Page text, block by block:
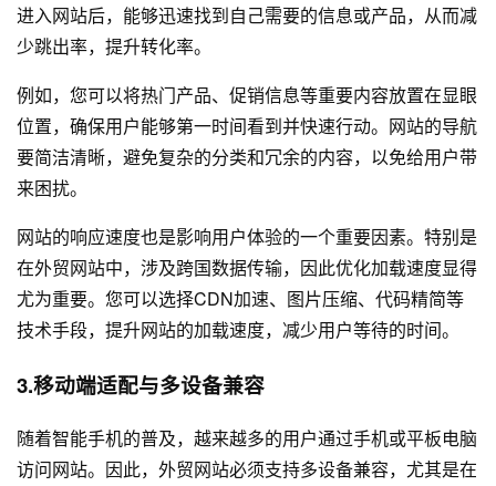
进入网站后，能够迅速找到自己需要的信息或产品，从而减
少跳出率，提升转化率。
例如，您可以将热门产品、促销信息等重要内容放置在显眼
位置，确保用户能够第一时间看到并快速行动。网站的导航
要简洁清晰，避免复杂的分类和冗余的内容，以免给用户带
来困扰。
网站的响应速度也是影响用户体验的一个重要因素。特别是
在外贸网站中，涉及跨国数据传输，因此优化加载速度显得
尤为重要。您可以选择CDN加速、图片压缩、代码精简等
技术手段，提升网站的加载速度，减少用户等待的时间。
3.移动端适配与多设备兼容
随着智能手机的普及，越来越多的用户通过手机或平板电脑
访问网站。因此，外贸网站必须支持多设备兼容，尤其是在